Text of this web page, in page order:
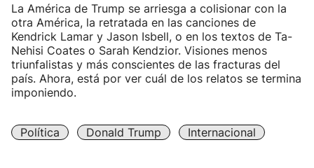
La América de Trump se arriesga a colisionar con la
otra América, la retratada en las canciones de
Kendrick Lamar y Jason Isbell, o en los textos de Ta-
Nehisi Coates o Sarah Kendzior. Visiones menos
triunfalistas y más conscientes de las fracturas del
país. Ahora, está por ver cuál de los relatos se termina
imponiendo.
Política Donald Trump Internacional